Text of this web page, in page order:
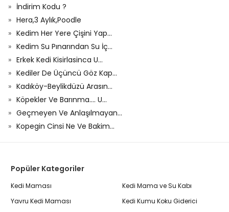
İndirim Kodu ?
Hera,3 Aylık,Poodle
Kedim Her Yere Çişini Yap...
Kedim Su Pınarından Su İç...
Erkek Kedi Kisirlasinca U...
Kediler De Üçüncü Göz Kap...
Kadıköy-Beylikdüzü Arasın...
Köpekler Ve Barınma.... U...
Geçmeyen Ve Anlaşılmayan...
Kopegin Cinsi Ne Ve Bakim...
Popüler Kategoriler
Kedi Maması
Yavru Kedi Maması
Kedi Mama ve Su Kabı
Kedi Kumu Koku Giderici